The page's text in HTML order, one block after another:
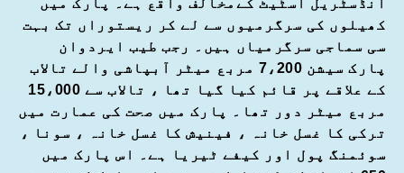
انڈسٹریل اسٹیٹ کےمخالف واقع ہے۔ پارک میں
کھیلوں کی سرگرمیوں سے لے کر ریستوراں تک بہت
سی سماجی سرگرمیاں ہیں۔ رجب طیب ایردوان
پارک سیشن 7،200 مربع میٹر آبپاشی والے تالاب
کے علاقے پر قائم کیا گیا تھا ، تالاب سے 15،000
مربع میٹر دور تھا۔ پارک میں صحت کی عمارت میں
ترکی کا غسل خانہ ، فینیش کا غسل خانہ ، سونا ،
سوئمنگ پول اور کیفے ٹیریا ہے۔ اس پارک میں